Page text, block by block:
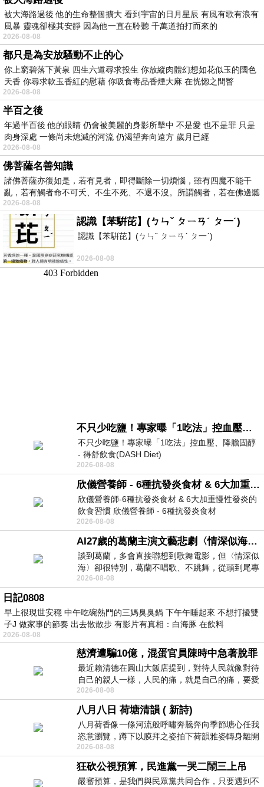
被大海路過後 他的生命整個擴大 看到宇宙的日月星辰 有風有歌有浪有
風暴 靈魂卻極其安靜 因為他一直在聆聽 千萬道拍打而來的
2026-08-08
都只是為安放騷動不止的心
你上窮碧落下黃泉 四生六道尋求投生 你放縱肉體幻想如花似玉的國色
天香 你尋求軟玉香紅的慰藉 你吸食毒品香煙大麻 在恍惚之間瞥
2026-08-08
半百之後
年過半百後 他的眼睛 仍會被美麗的身影所擊中 不是愛 也不是罪 只是
肉身深處 一條尚未熄滅的河流 仍渴望奔向遠方 歲月已經
2026-08-08
佛菩薩名善知識
諸佛菩薩亦復如是，若有見者，即得斷除一切煩惱，雖有四魔不能干
亂，若有觸者命不可夭、不生不死、不退不沒。所謂觸者，若在佛邊聽
受
2026-08-08
認識【苯騈芘】(ㄅㄣˇ ㄆㄧㄢˊ ㄆ一ˊ)
認識【苯騈芘】(ㄅㄣˇ ㄆㄧㄢˊ ㄆ一ˊ)
2026-08-08
不只少吃鹽！專家曝「1吃法」控血壓、降膽固醇 - 得舒飲食(DASH Diet)
不只少吃鹽！專家曝「1吃法」控血壓、降膽固醇
- 得舒飲食(DASH Diet)
https://www.facebook.com/dietitiansophia/
posts/157966
2026-08-08
欣儀營養師 - 6種抗發炎食材 & 6大加重慢性發炎的飲食習慣
欣儀營養師-6種抗發炎食材 & 6大加重慢性發炎的
飲食習慣 欣儀營養師 - 6種抗發炎食材
https://www.facebook.com/photo/?fbid=147
2026-08-08
AI27歲的葛蘭主演文藝悲劇〈情深似海〉 #戀上老電影 #葛蘭 #粟子
談到葛蘭，多會直接聯想到歌舞電影，但〈情深似
海〉卻很特別，葛蘭不唱歌、不跳舞，從頭到尾專
心演戲。拍攝期間，經常工作超過12個鐘
2026-08-08
日記0808
早上很現世安穩 中午吃碗熱門的三媽臭臭鍋 下午午睡起來 不想打擾雙
子J 做家事的節奏 出去散散步 有影片有真相：白海豚 在飲料
2026-08-08
慈濟遭騙10億，混蛋官員陳時中急著脫罪
最近賴清德在圓山大飯店提到，對待人民就像對待
自己的親人一樣，人民的痛，就是自己的痛，要愛
民如親，說的這麼好聽，實際上根本沒做
2026-08-08
八月八日 荷塘清韻 ( 新詩)
八月荷香像一條河流般呼嘯奔騰奔向季節塘心任我
恣意瀏覽，蹲下以膜拜之姿拍下荷韻雅姿轉身離開
時我把美麗的遐想掛在亭亭葉柄上盼望
2026-08-08
狂砍公視預算，民進黨一哭二鬧三上吊
嚴審預算，是我們與民眾黨共同合作，只要遇到不